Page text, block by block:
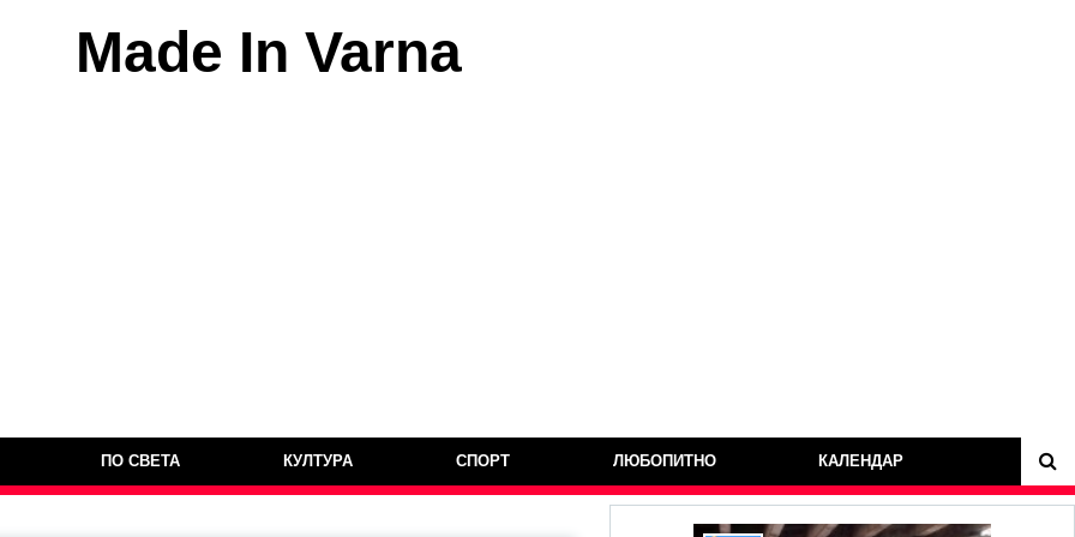
Made In Varna
ПО СВЕТА КУЛТУРА СПОРТ ЛЮБОПИТНО КАЛЕНДАР